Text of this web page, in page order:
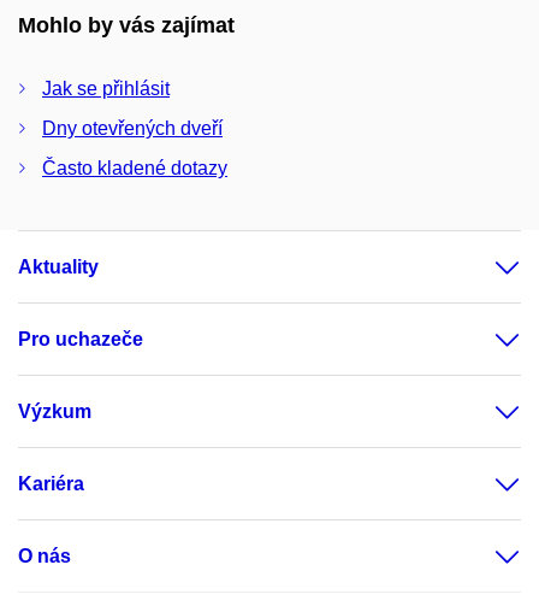
Mohlo by vás zajímat
Jak se přihlásit
Dny otevřených dveří
Často kladené dotazy
Aktuality
Pro uchazeče
Výzkum
Kariéra
O nás